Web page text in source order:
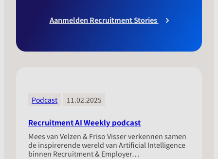
Aanmelden Recruitment Stories
Podcast 11.02.2025
Recruitment AI Weekly podcast
Mees van Velzen & Friso Visser verkennen samen
de inspirerende wereld van Artificial Intelligence
binnen Recruitment & Employer…